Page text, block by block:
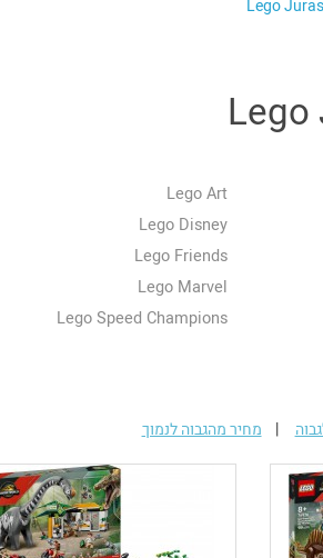
Lego
Lego
Lego Art
Lego Disney
Lego Friends
Lego Marvel
Lego Speed Champions
| מחיר מהגבוה לנמוך